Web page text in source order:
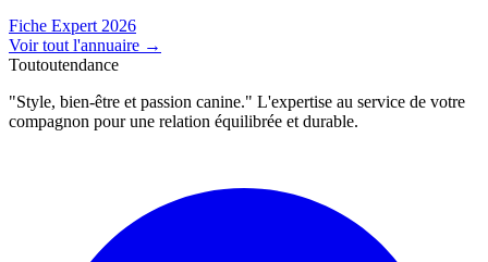
Fiche Expert 2026
Voir tout l'annuaire →
Toutoutendance
"Style, bien-être et passion canine." L'expertise au service de votre
compagnon pour une relation équilibrée et durable.